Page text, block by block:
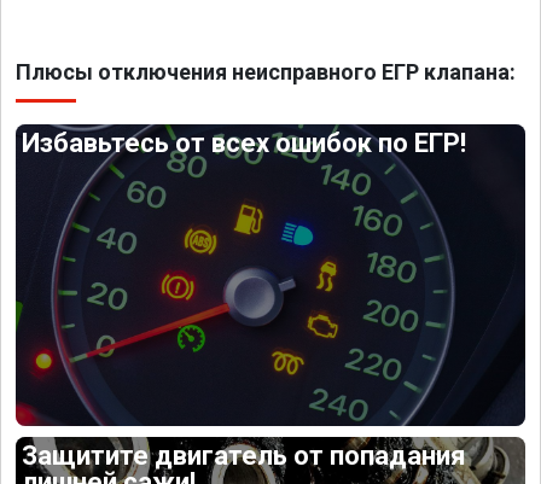
Плюсы отключения неисправного ЕГР клапана:
Избавьтесь от всех ошибок по ЕГР!
Защитите двигатель от попадания